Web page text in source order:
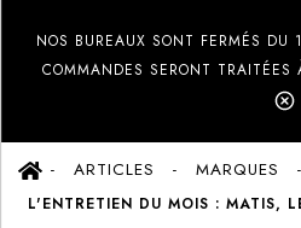
NOS BUREAUX SONT FERMÉS
COMMANDES SERONT
ARTICLES MARQUES
L'ENTRETIEN DU MOIS : MATIS,